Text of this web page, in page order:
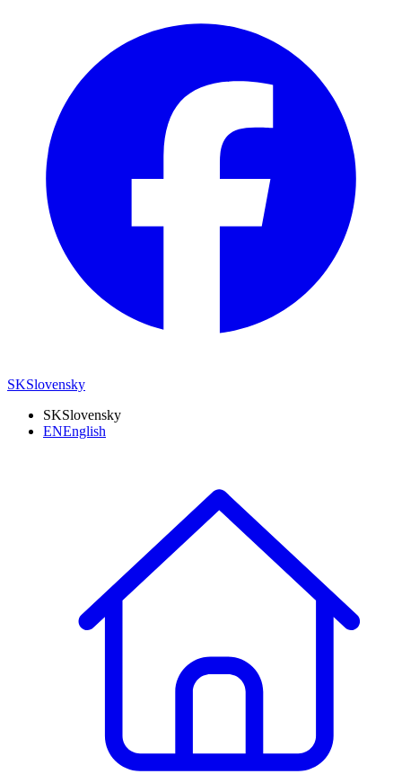
SKSlovensky
SKSlovensky
ENEnglish